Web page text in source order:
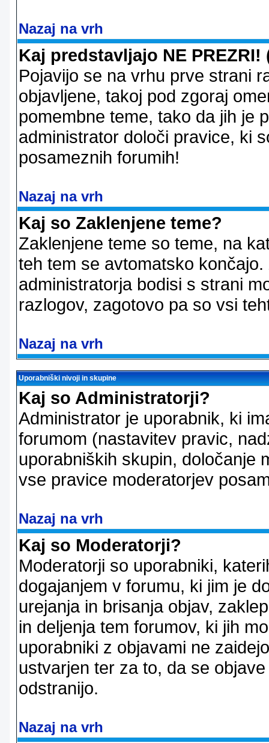
Nazaj na vrh
Kaj predstavljajo NE
Pojavijo se na vrhu prve strani
objavljene, takoj pod zgoraj
pomembne teme, tako da jih je
administrator določi pravice, ki
posameznih forumih!
Nazaj na vrh
Kaj so Zaklenjene teme?
Zaklenjene teme so teme, na
teh tem se avtomatsko
administratorja bodisi s strani
razlogov, zagotovo pa so vsi
Nazaj na vrh
Uporabniški nivoji in skupine
Kaj so Administratorji?
Administrator je uporabnik, ki
forumom (nastavitev pravic,
uporabniških skupin, določanje
vse pravice moderatorjev
Nazaj na vrh
Kaj so Moderatorji?
Moderatorji so uporabniki,
dogajanjem v forumu, ki jim je
urejanja in brisanja objav,
in deljenja tem forumov, ki jih
uporabniki z objavami ne
ustvarjen ter za to, da se
odstranijo.
Nazaj na vrh